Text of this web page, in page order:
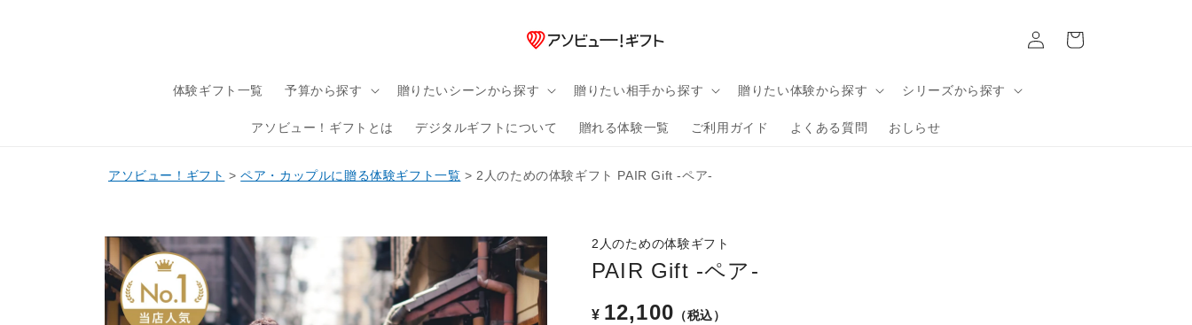
体験ギフト一覧 予算から探す 贈りたいシーンから探す 贈りたい相手から探す 贈りたい体験から探す シリーズから探す
アソビュー！ギフトとは デジタルギフトについて 贈れる体験一覧 ご利用ガイド よくある質問 おしらせ
イ
ー
アソビュー！ギフト >ペア・カップルに贈る体験ギフト一覧 > 2人のための体験ギフト PAIR Gift -ペア-
商品情
報にス
キップ
2人のための体験ギフト
PAIR Gift -ペア-
通
¥ 12,100 （税込）